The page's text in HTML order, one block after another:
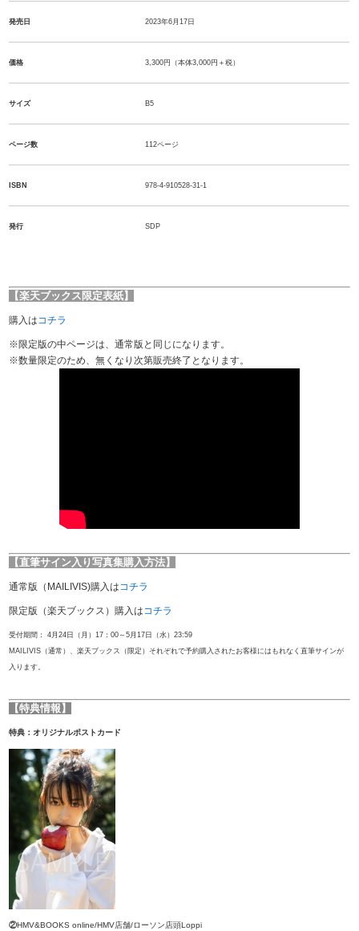
発売日 2023年6月17日
価格 3,300円（本体3,000円＋税）
サイズ B5
ページ数 112ページ
ISBN 978-4-910528-31-1
発行 SDP
【楽天ブックス限定表紙】
購入はコチラ
※限定版の中ページは、通常版と同じになります。
※数量限定のため、無くなり次第販売終了となります。
【直筆サイン入り写真集購入方法】
通常版（MAILIVIS)購入はコチラ
限定版（楽天ブックス）購入はコチラ
受付期間： 4月24日（月）17：00～5月17日（水）23:59
MAILIVIS（通常）、楽天ブックス（限定）それぞれで予約購入されたお客様にはもれなく直筆サインが
入ります。
【特典情報】
特典：オリジナルポストカード
②HMV&BOOKS online/HMV店舗/ローソン店頭Loppi